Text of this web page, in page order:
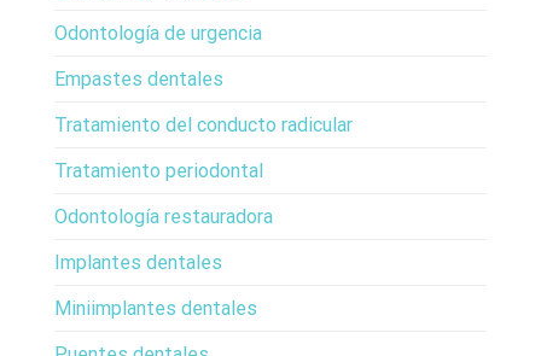
Odontología de urgencia
Empastes dentales
Tratamiento del conducto radicular
Tratamiento periodontal
Odontología restauradora
Implantes dentales
Miniimplantes dentales